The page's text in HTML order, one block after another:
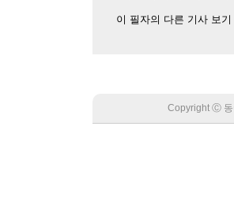
이 필자의 다른 기사 보기
Copyright Ⓒ 동